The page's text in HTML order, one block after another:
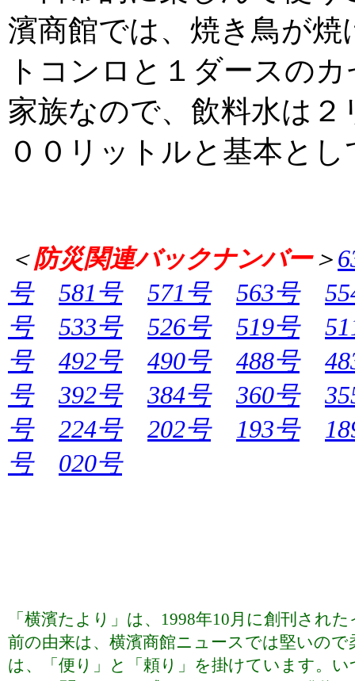
濱商館では、焼き鳥が
トコンロと１ダースの
家族なので、飲料水は
００リットルと基本と
＜防災関連バックナンバー＞
号
581号 571号 563号
号
533号 526号 519号
号
492号 490号 488号
号
392号 384号 360号
号
224号 202号 193号
号
020号
「横濱たより」は、1998年10月に創刊され
前の由来は、横濱商館ニュースでは堅いの
は、「便り」と「頼り」を掛けています。